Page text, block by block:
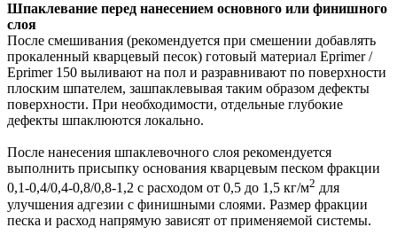
Шпаклевание перед нанесением основного или финишного
слоя
После смешивания (рекомендуется при смешении добавлять
прокаленный кварцевый песок) готовый материал Eprimer /
Eprimer 150 выливают на пол и разравнивают по поверхности
плоским шпателем, зашпаклевывая таким образом дефекты
поверхности. При необходимости, отдельные глубокие
дефекты шпаклюются локально.
После нанесения шпаклевочного слоя рекомендуется
выполнить присыпку основания кварцевым песком фракции
0,1-0,4/0,4-0,8/0,8-1,2 с расходом от 0,5 до 1,5 кг/м2 для
улучшения адгезии с финишными слоями. Размер фракции
песка и расход напрямую зависят от применяемой системы.